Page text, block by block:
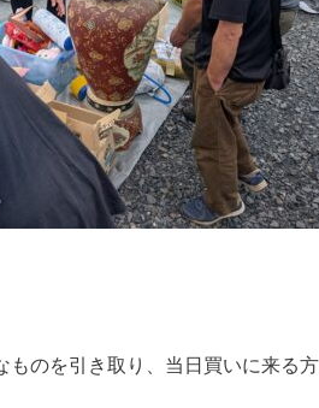
のを引き取り、当日買いに来る